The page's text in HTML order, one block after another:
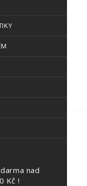
nad
Kč !